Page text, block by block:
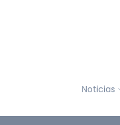
Noticias